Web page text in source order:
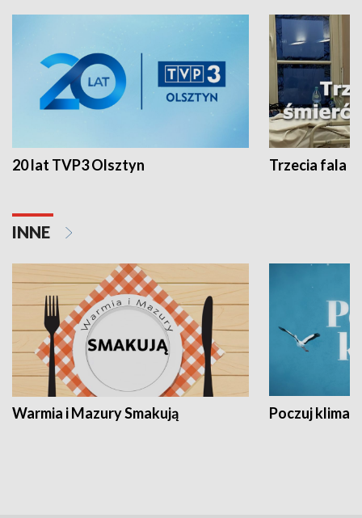
20 lat TVP3 Olsztyn Trzecia fala -
INNE
Warmia i Mazury Smakują Poczuj klimat